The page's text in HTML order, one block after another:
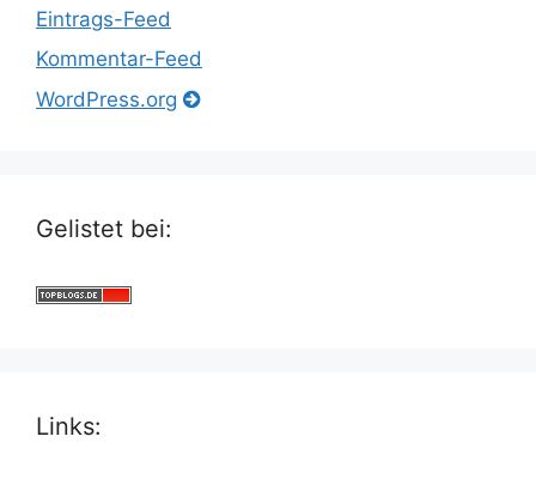
Eintrags-Feed
Kommentar-Feed
WordPress.org
Gelistet bei:
Links: